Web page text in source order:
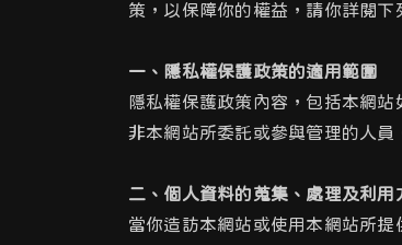
策，以保障你的權益，請你詳閱下
一、隱私權保護政策的適用範圍
隱私權保護政策內容，包括本網
非本網站所委託或參與管理的人員
二、個人資料的蒐集、處理及利用
當你造訪本網站或使用本網站所